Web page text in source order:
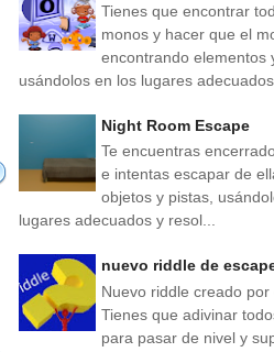
Tienes que encontrar
monos y hacer que el
encontrando elementos
usándolos en los lugares adecuados
Night Room Escape
Te encuentras
e intentas escapar de
objetos y pistas,
lugares adecuados y resol...
nuevo riddle de
Nuevo riddle creado por
Tienes que adivinar
para pasar de nivel y